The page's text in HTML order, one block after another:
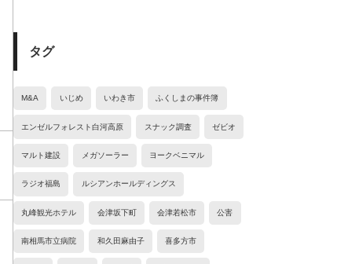
タグ
M&A いじめ いわき市 ふくしまの事件簿
エンゼルフォレスト白河高原 スナック調査 ゼビオ
マルト建設 メガソーラー ヨークベニマル
ラジオ福島 ルシアンホールディングス
丸峰観光ホテル 会津坂下町 会津若松市 公害
南相馬市立病院 和久田麻由子 喜多方市